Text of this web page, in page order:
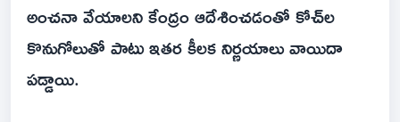
అంచనా వేయాలని కేంద్రం ఆదేశించడంతో కోచ్‌ల
కొనుగోలుతో పాటు ఇతర కీలక నిర్ణయాలు వాయిదా
పడ్డాయి.